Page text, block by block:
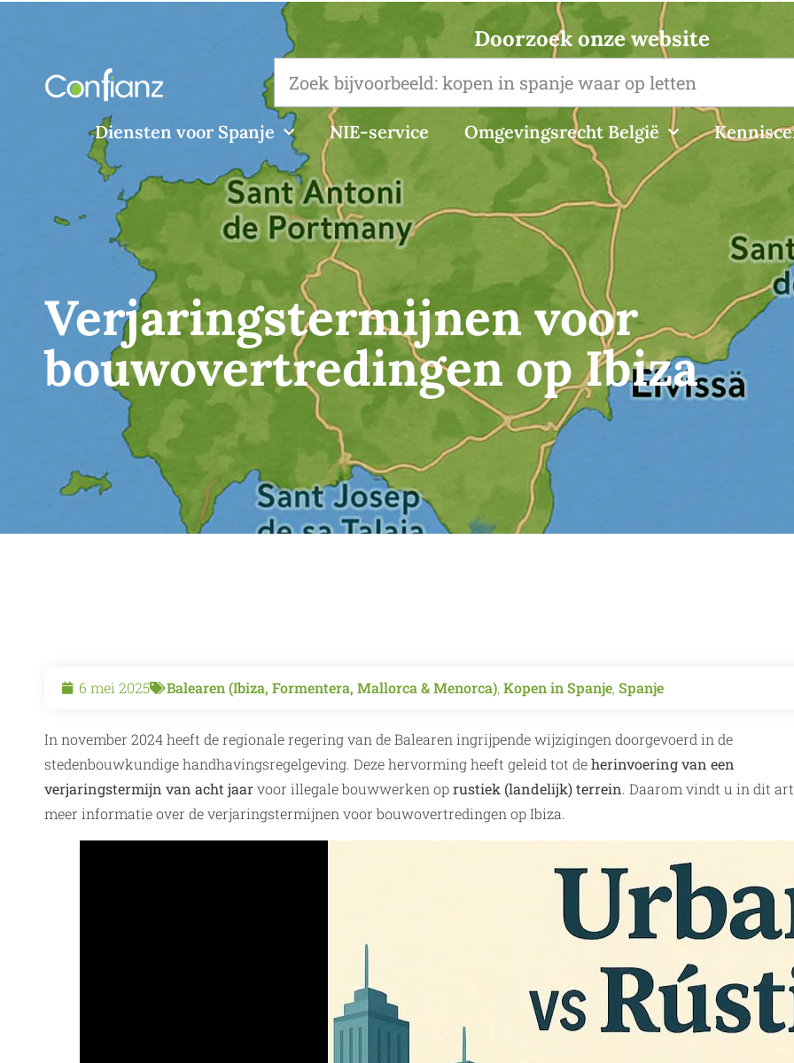
Doorzoek onze website
Diensten voor Spanje NIE-service Omgevingsrecht België
Verjaringstermijnen voor
bouwovertredingen op Ibiza
6 mei 2025 Balearen (Ibiza, Formentera, Mallorca & Menorca), Kopen in Spanje, Spanje
In november 2024 heeft de regionale regering van de Balearen ingrijpende wijzigingen doorgevoerd in de
stedenbouwkundige handhavingsregelgeving. Deze hervorming heeft geleid tot deherinvoering van een
verjaringstermijn van acht jaarvoor illegale bouwwerken oprustiek (landelijk) terrein. Daarom vindt u in dit
meer informatie over de verjaringstermijnen voor bouwovertredingen op Ibiza.